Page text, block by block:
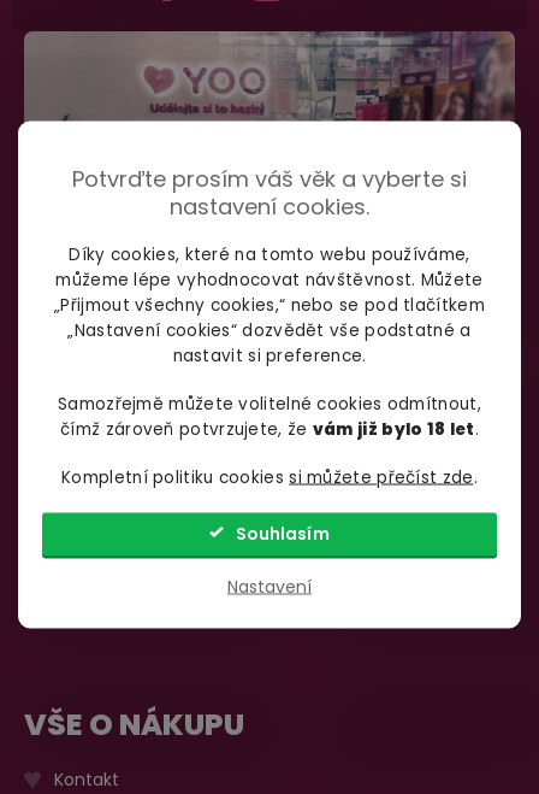
Potvrďte prosím váš věk a vyberte si
nastavení cookies.
Díky cookies, které na tomto webu používáme,
můžeme lépe vyhodnocovat návštěvnost. Můžete
„Přijmout všechny cookies,“ nebo se pod tlačítkem
„Nastavení cookies“ dozvědět vše podstatné a
nastavit si preference.
Samozřejmě můžete volitelné cookies odmítnout,
čímž zároveň potvrzujete, že vám již bylo 18 let.
Kompletní politiku cookiessi můžete přečíst zde.
Nastavení
Souhlasím
SHOWROOM BRNO
info@yoo.cz
735 876 206
7:00 – 18:00
Sobota, neděle
Zavřeno
VŠE O NÁKUPU
Kontakt